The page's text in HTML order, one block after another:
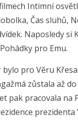
Intimní
Čas sluhů,
Naposledy si
pro Emu.
bylo pro Věru
zůstala až
pak pracovala na
prezidenta